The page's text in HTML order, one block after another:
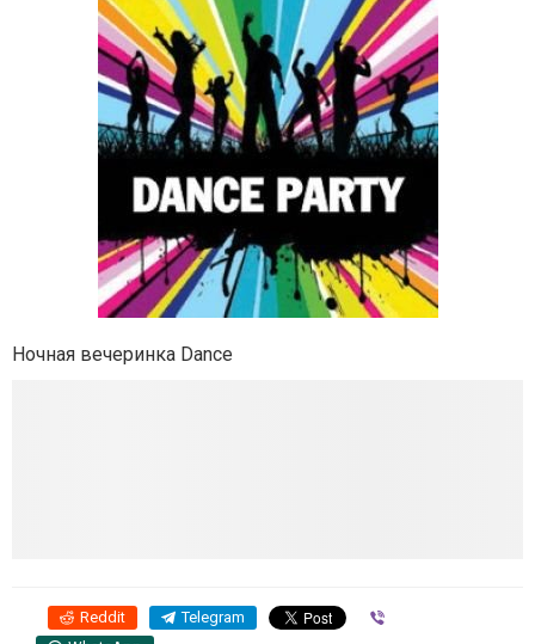
Ночная вечеринка Dance
Reddit Telegram